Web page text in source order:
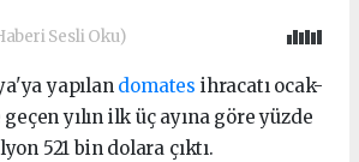
Sesli Oku)
yapılan domates ihracatı ocak-
yılın ilk üç ayına göre yüzde
521 bin dolara çıktı.